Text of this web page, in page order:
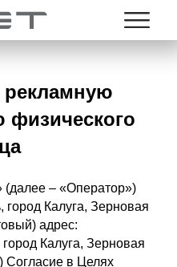
рекламную
– «Оператор»)
город Калуга, Зерновая
адрес:
Калуга, Зерновая
Согласие в Целях